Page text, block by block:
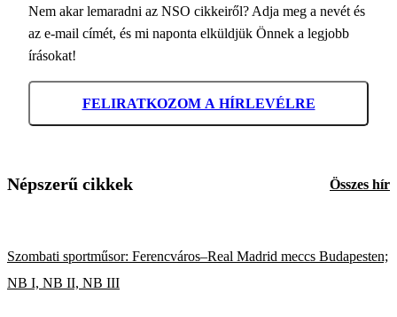
Nem akar lemaradni az NSO cikkeiről? Adja meg a nevét és
az e-mail címét, és mi naponta elküldjük Önnek a legjobb
írásokat!
FELIRATKOZOM A HÍRLEVÉLRE
Népszerű cikkek Összes hír
Szombati sportműsor: Ferencváros–Real Madrid meccs Budapesten;
NB I, NB II, NB III